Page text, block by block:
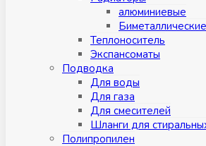
алюминиевые
Биметаллические
Теплоноситель
Экспансоматы
Подводка
Для воды
Для газа
Для смесителей
Шланги для
Полипропилен